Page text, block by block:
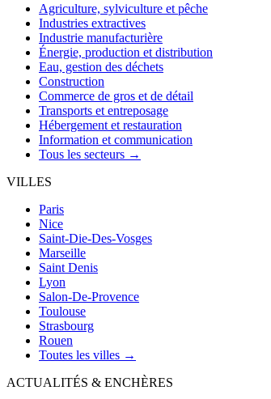
Agriculture, sylviculture et pêche
Industries extractives
Industrie manufacturière
Énergie, production et distribution
Eau, gestion des déchets
Construction
Commerce de gros et de détail
Transports et entreposage
Hébergement et restauration
Information et communication
Tous les secteurs →
VILLES
Paris
Nice
Saint-Die-Des-Vosges
Marseille
Saint Denis
Lyon
Salon-De-Provence
Toulouse
Strasbourg
Rouen
Toutes les villes →
ACTUALITÉS & ENCHÈRES